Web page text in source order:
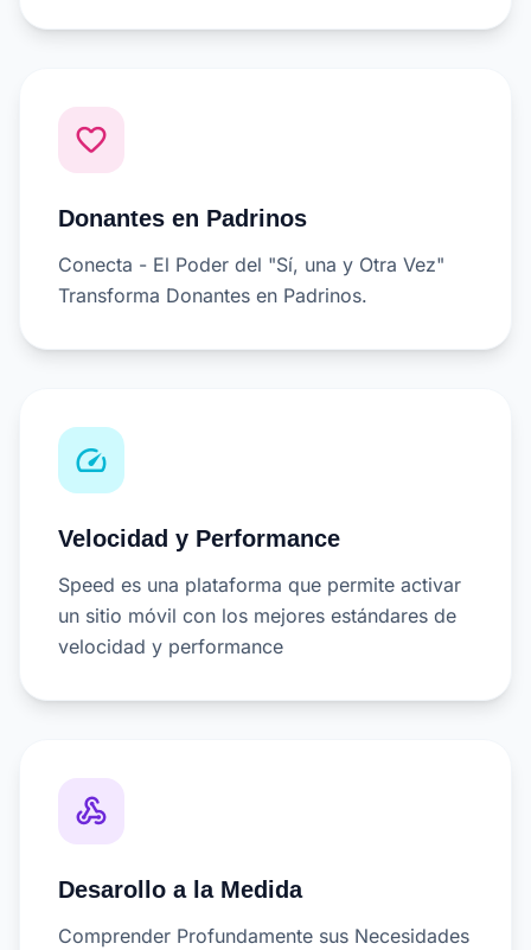
favorite_border
Donantes en Padrinos
Conecta - El Poder del "Sí, una y Otra Vez"
Transforma Donantes en Padrinos.
speed
Velocidad y Performance
Speed es una plataforma que permite activar
un sitio móvil con los mejores estándares de
velocidad y performance
webhook
Desarollo a la Medida
Comprender Profundamente sus Necesidades